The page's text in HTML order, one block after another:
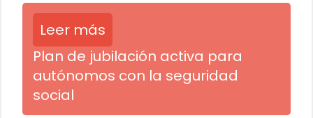
Leer más
Plan de jubilación activa para
autónomos con la seguridad
social